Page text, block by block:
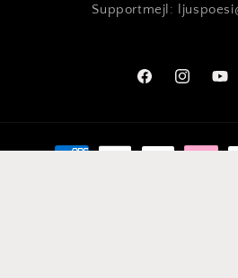
Supportmejl:
FacebookInstagram
Betalningsmetoder